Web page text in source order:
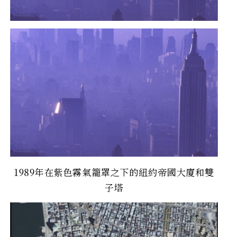
1989年在紫色霧氣籠罩之下的紐約帝國大廈和雙
子塔